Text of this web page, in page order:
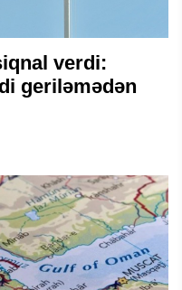
verdi:
geriləmədən